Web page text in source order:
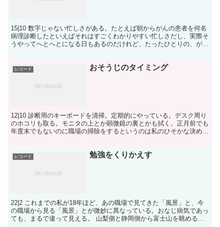
15|10 数字じゃない忙しさがある。たとえば朝からがんの患者を何名
病理診断したといえばそれはすごくわかりやすい忙しさだし、実際そ
うやってへとへとになる日もあるのだけれど、たったひとりの、がん
レコード おそうじのタイミング
12|10 診断用のキーボードを清掃。定期的にやっている。デスク周り
のホコリも取る。モニタの上とか顕微鏡の裏とかも拭く。正月前でも
年度末でもないのに職場の掃除をするというのは私のひそかな決め事
レコード 勉強をくりかえす
22|2 これまでの私が18年ほど、あの職場で見てきた「風景」と、今
の職場から見る「風景」とが微妙に異なっている。おなじ病気であっ
ても、まるで違って見える。 山梨側と静岡側から富士山を眺めると